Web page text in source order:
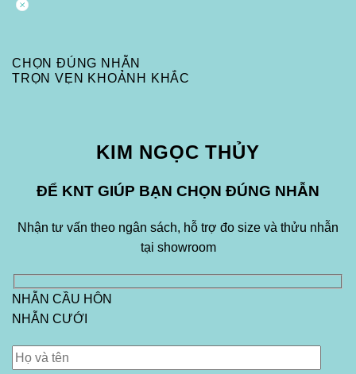
CHỌN ĐÚNG NHẪN
TRỌN VẸN KHOẢNH KHẮC
KIM NGỌC THỦY
ĐỂ KNT GIÚP BẠN CHỌN ĐÚNG NHẪN
Nhận tư vấn theo ngân sách, hỗ trợ đo size và thửu nhẫn
tại showroom
NHẪN CẦU HÔN
NHẪN CƯỚI